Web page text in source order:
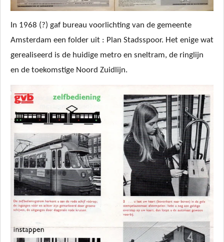
In 1968 (?) gaf bureau voorlichting van de gemeente
Amsterdam een folder uit : Plan Stadsspoor. Het enige wat
gerealiseerd is de huidige metro en sneltram, de ringlijn
en de toekomstige Noord Zuidlijn.